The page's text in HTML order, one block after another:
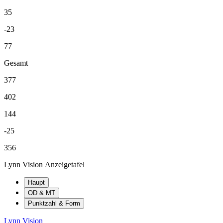
35
-23
77
Gesamt
377
402
144
-25
356
Lynn Vision Anzeigetafel
Haupt
OD & MT
Punktzahl & Form
Lynn Vision